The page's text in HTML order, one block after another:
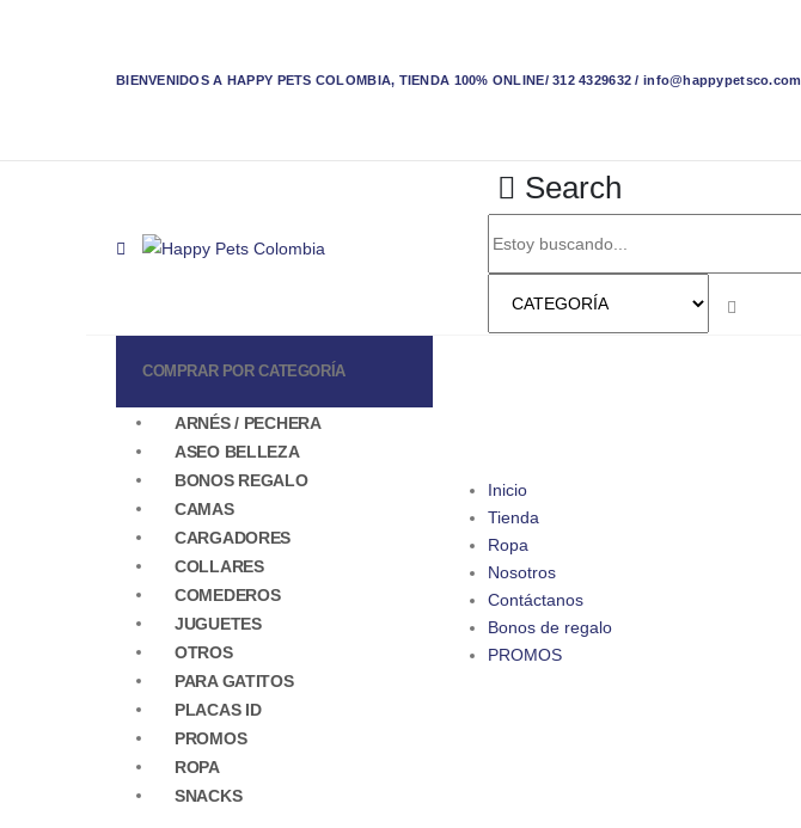
BIENVENIDOS A HAPPY PETS COLOMBIA, TIENDA 100% ONLINE/ 312 4329632 / info@happypetsco.com
Search
COMPRAR POR CATEGORÍA
ARNÉS / PECHERA
ASEO BELLEZA
BONOS REGALO
CAMAS
CARGADORES
COLLARES
COMEDEROS
JUGUETES
OTROS
PARA GATITOS
PLACAS ID
PROMOS
ROPA
SNACKS
Inicio
Tienda
Ropa
Nosotros
Contáctanos
Bonos de regalo
PROMOS